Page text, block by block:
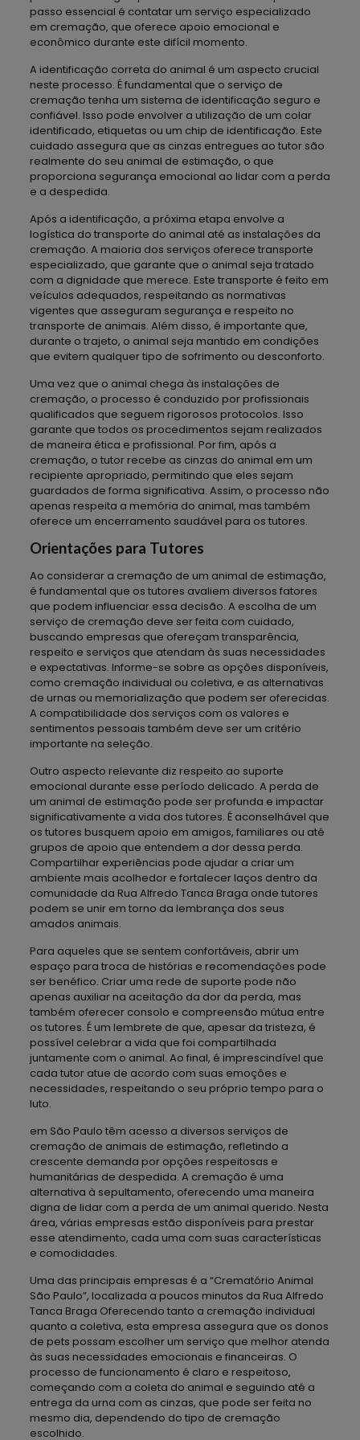
passo essencial é contatar um serviço especializado
em cremação, que oferece apoio emocional e
econômico durante este difícil momento.
A identificação correta do animal é um aspecto crucial
neste processo. É fundamental que o serviço de
cremação tenha um sistema de identificação seguro e
confiável. Isso pode envolver a utilização de um colar
identificado, etiquetas ou um chip de identificação. Este
cuidado assegura que as cinzas entregues ao tutor são
realmente do seu animal de estimação, o que
proporciona segurança emocional ao lidar com a perda
e a despedida.
Após a identificação, a próxima etapa envolve a
logística do transporte do animal até as instalações da
cremação. A maioria dos serviços oferece transporte
especializado, que garante que o animal seja tratado
com a dignidade que merece. Este transporte é feito em
veículos adequados, respeitando as normativas
vigentes que asseguram segurança e respeito no
transporte de animais. Além disso, é importante que,
durante o trajeto, o animal seja mantido em condições
que evitem qualquer tipo de sofrimento ou desconforto.
Uma vez que o animal chega às instalações de
cremação, o processo é conduzido por profissionais
qualificados que seguem rigorosos protocolos. Isso
garante que todos os procedimentos sejam realizados
de maneira ética e profissional. Por fim, após a
cremação, o tutor recebe as cinzas do animal em um
recipiente apropriado, permitindo que eles sejam
guardados de forma significativa. Assim, o processo não
apenas respeita a memória do animal, mas também
oferece um encerramento saudável para os tutores.
Orientações para Tutores
Ao considerar a cremação de um animal de estimação,
é fundamental que os tutores avaliem diversos fatores
que podem influenciar essa decisão. A escolha de um
serviço de cremação deve ser feita com cuidado,
buscando empresas que ofereçam transparência,
respeito e serviços que atendam às suas necessidades
e expectativas. Informe-se sobre as opções disponíveis,
como cremação individual ou coletiva, e as alternativas
de urnas ou memorialização que podem ser oferecidas.
A compatibilidade dos serviços com os valores e
sentimentos pessoais também deve ser um critério
importante na seleção.
Outro aspecto relevante diz respeito ao suporte
emocional durante esse período delicado. A perda de
um animal de estimação pode ser profunda e impactar
significativamente a vida dos tutores. É aconselhável que
os tutores busquem apoio em amigos, familiares ou até
grupos de apoio que entendem a dor dessa perda.
Compartilhar experiências pode ajudar a criar um
ambiente mais acolhedor e fortalecer laços dentro da
comunidade da Rua Alfredo Tanca Braga onde tutores
podem se unir em torno da lembrança dos seus
amados animais.
Para aqueles que se sentem confortáveis, abrir um
espaço para troca de histórias e recomendações pode
ser benéfico. Criar uma rede de suporte pode não
apenas auxiliar na aceitação da dor da perda, mas
também oferecer consolo e compreensão mútua entre
os tutores. É um lembrete de que, apesar da tristeza, é
possível celebrar a vida que foi compartilhada
juntamente com o animal. Ao final, é imprescindível que
cada tutor atue de acordo com suas emoções e
necessidades, respeitando o seu próprio tempo para o
luto.
em São Paulo têm acesso a diversos serviços de
cremação de animais de estimação, refletindo a
crescente demanda por opções respeitosas e
humanitárias de despedida. A cremação é uma
alternativa à sepultamento, oferecendo uma maneira
digna de lidar com a perda de um animal querido. Nesta
área, várias empresas estão disponíveis para prestar
esse atendimento, cada uma com suas características
e comodidades.
Uma das principais empresas é a “Crematório Animal
São Paulo”, localizada a poucos minutos da Rua Alfredo
Tanca Braga Oferecendo tanto a cremação individual
quanto a coletiva, esta empresa assegura que os donos
de pets possam escolher um serviço que melhor atenda
às suas necessidades emocionais e financeiras. O
processo de funcionamento é claro e respeitoso,
começando com a coleta do animal e seguindo até a
entrega da urna com as cinzas, que pode ser feita no
mesmo dia, dependendo do tipo de cremação
escolhido.